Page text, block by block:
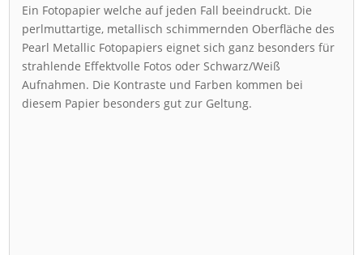
Ein Fotopapier welche auf jeden Fall beeindruckt. Die
perlmuttartige, metallisch schimmernden Oberfläche des
Pearl Metallic Fotopapiers eignet sich ganz besonders für
strahlende Effektvolle Fotos oder Schwarz/Weiß
Aufnahmen. Die Kontraste und Farben kommen bei
diesem Papier besonders gut zur Geltung.